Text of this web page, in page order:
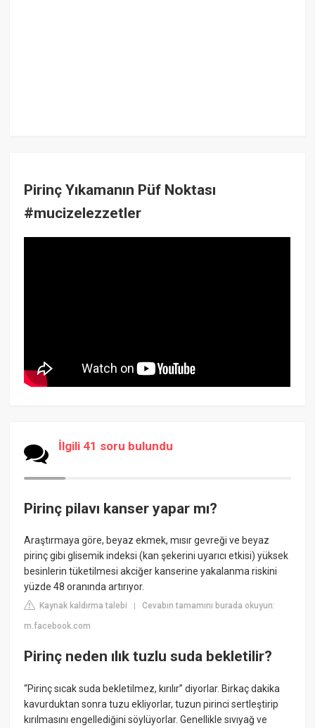
Pirinç Yıkamanın Püf Noktası
#mucizelezzetler
İlgili 41 soru bulundu
Pirinç pilavı kanser yapar mı?
Araştırmaya göre, beyaz ekmek, mısır gevreği ve beyaz
pirinç gibi glisemik indeksi (kan şekerini uyarıcı etkisi) yüksek
besinlerin tüketilmesi akciğer kanserine yakalanma riskini
yüzde 48 oranında artırıyor.
Kaynak kaldırma talebi |Cevabın tamamını burada okuyun:
m.facebook.com
Pirinç neden ılık tuzlu suda bekletilir?
“Pirinç sıcak suda bekletilmez, kırılır” diyorlar. Birkaç dakika
kavurduktan sonra tuzu ekliyorlar, tuzun pirinci sertleştirip
kırılmasını engellediğini söylüyorlar. Genellikle sıvıyağ ve